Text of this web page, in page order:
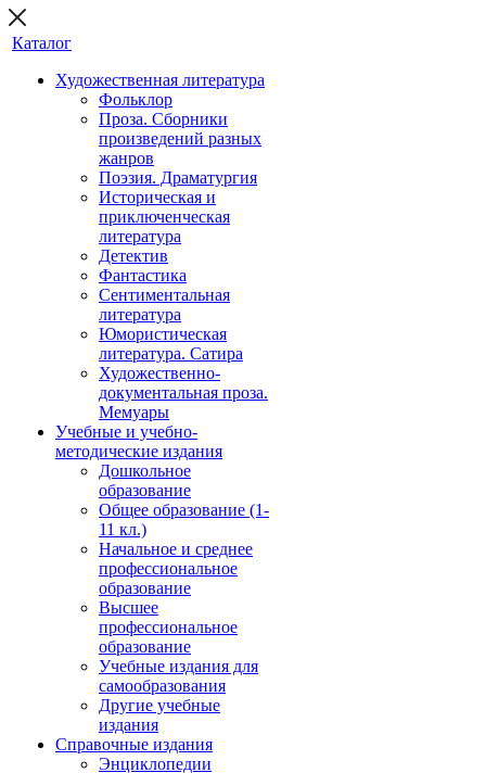
Каталог
Художественная литература
Фольклор
Проза. Сборники
произведений разных
жанров
Поэзия. Драматургия
Историческая и
приключенческая
литература
Детектив
Фантастика
Сентиментальная
литература
Юмористическая
литература. Сатира
Художественно-
документальная проза.
Мемуары
Учебные и учебно-
методические издания
Дошкольное
образование
Общее образование (1-
11 кл.)
Начальное и среднее
профессиональное
образование
Высшее
профессиональное
образование
Учебные издания для
самообразования
Другие учебные
издания
Справочные издания
Энциклопедии